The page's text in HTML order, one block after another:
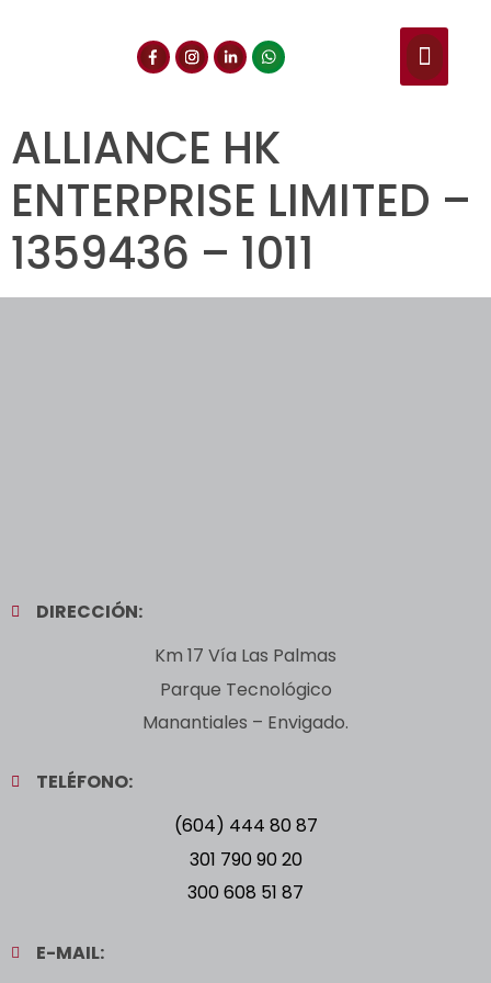
ALLIANCE HK
ENTERPRISE LIMITED –
1359436 – 1011
DIRECCIÓN:
Km 17 Vía Las Palmas
Parque Tecnológico
Manantiales – Envigado.
TELÉFONO:
(604) 444 80 87
301 790 90 20
300 608 51 87
E-MAIL: